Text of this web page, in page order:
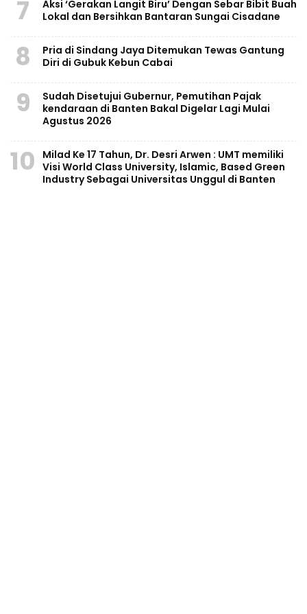
7
Aksi ‘Gerakan Langit Biru’ Dengan Sebar Bibit Buah
Lokal dan Bersihkan Bantaran Sungai Cisadane
8
Pria di Sindang Jaya Ditemukan Tewas Gantung
Diri di Gubuk Kebun Cabai
9
Sudah Disetujui Gubernur, Pemutihan Pajak
kendaraan di Banten Bakal Digelar Lagi Mulai
Agustus 2026
10
Milad Ke 17 Tahun, Dr. Desri Arwen : UMT memiliki
Visi World Class University, Islamic, Based Green
Industry Sebagai Universitas Unggul di Banten